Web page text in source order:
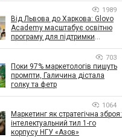
1989
Від Львова до Харкова: Glovo
Academy масштабує освітню
програму для підтримки
703
Поки 97% маркетологів пишуть
промпти, Галичина дістала
голку та фетр
1064
Маркетинг як стратегічна зброя:
інтелектуальний тил 1-го
корпусу НГУ «Азов»